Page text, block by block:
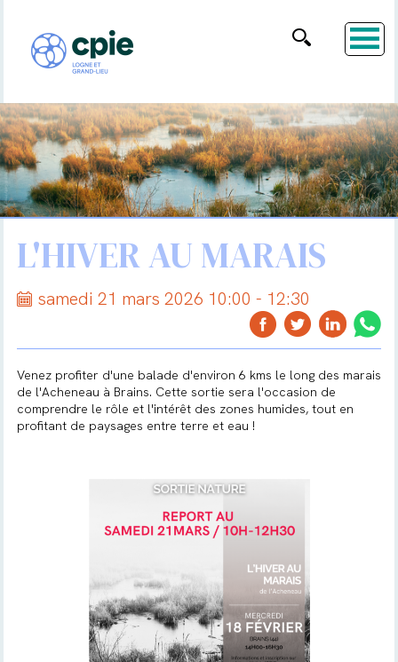
L'HIVER AU MARAIS
samedi 21 mars 2026 10:00 - 12:30
Venez profiter d'une balade d'environ 6 kms le long des marais
de l'Acheneau à Brains. Cette sortie sera l'occasion de
comprendre le rôle et l'intérêt des zones humides, tout en
profitant de paysages entre terre et eau !